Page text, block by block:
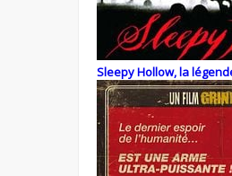
Sleepy Hollow, la